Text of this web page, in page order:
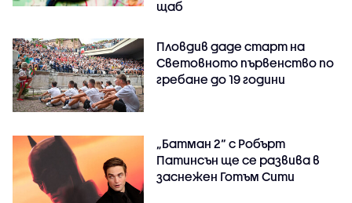
щаб
Пловдив даде старт на
Световното първенство по
гребане до 19 години
„Батман 2“ с Робърт
Патинсън ще се развива в
заснежен Готъм Сити